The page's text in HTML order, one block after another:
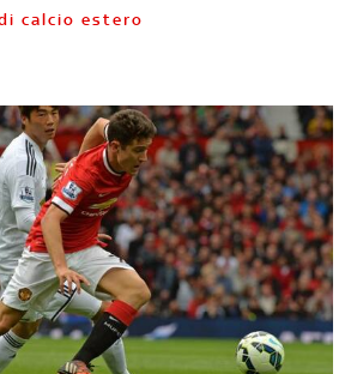
calcio estero